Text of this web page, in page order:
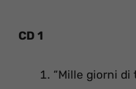
CD 1
“Mille giorni di